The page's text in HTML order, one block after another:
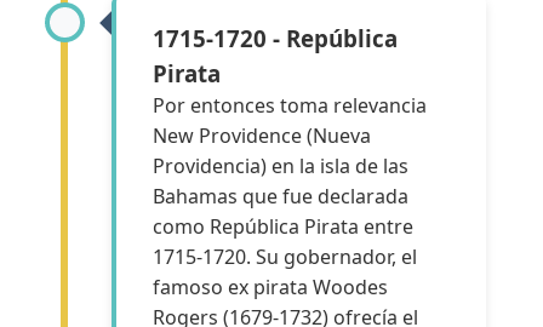
1715-1720 - República
Pirata
Por entonces toma relevancia
New Providence (Nueva
Providencia) en la isla de las
Bahamas que fue declarada
como República Pirata entre
1715-1720. Su gobernador, el
famoso ex pirata Woodes
Rogers (1679-1732) ofrecía el